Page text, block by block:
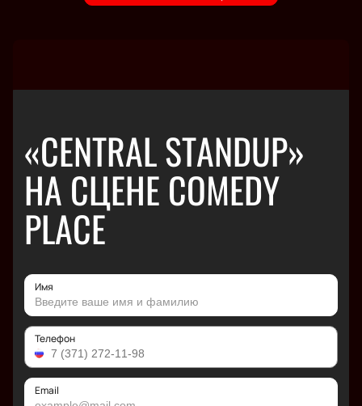
«CENTRAL STANDUP»
НА СЦЕНЕ COMEDY
PLACE
Имя
Телефон
Email